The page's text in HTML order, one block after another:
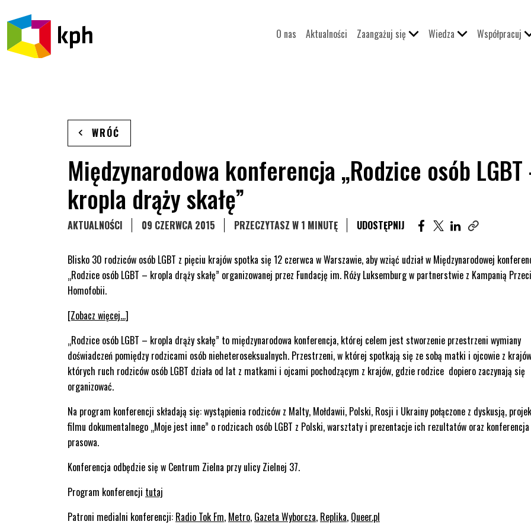
PRZEJDŹ DO TREŚCI
O nas Aktualności Zaangażuj się Wiedza Współpracuj
WRÓĆ
Międzynarodowa konferencja „Rodzice osób LGBT
kropla drąży skałę”
STRONA KATEGORII WPISÓW
AKTUALNOŚCI 09 CZERWCA 2015 PRZECZYTASZ W 1 MINUTĘ UDOSTĘPNIJ UDOSTĘPNIJ ARTYKUŁ
UDOSTĘPNIJ
UDOSTĘPNIJ
Blisko 30 rodziców osób LGBT z pięciu krajów spotka się 12 czerwca w Warszawie, aby wziąć udział w Międzynarodowej
„Rodzice osób LGBT – kropla drąży skałę” organizowanej przez Fundację im. Róży Luksemburg w partnerstwie z Kampanią
Homofobii.
[Zobacz więcej…]
„Rodzice osób LGBT – kropla drąży skałę” to międzynarodowa konferencja, której celem jest stworzenie przestrzeni wymiany
doświadczeń pomiędzy rodzicami osób nieheteroseksualnych. Przestrzeni, w której spotkają się ze sobą matki i ojcowie z
których ruch rodziców osób LGBT działa od lat z matkami i ojcami pochodzącym z krajów, gdzie rodzice dopiero zaczynają się
organizować.
Na program konferencji składają się: wystąpienia rodziców z Malty, Mołdawii, Polski, Rosji i Ukrainy połączone z dyskusją,
filmu dokumentalnego „Moje jest inne” o rodzicach osób LGBT z Polski, warsztaty i prezentacje ich rezultatów oraz konferencja
prasowa.
Konferencja odbędzie się w Centrum Zielna przy ulicy Zielnej 37.
Program konferencji tutaj
Patroni medialni konferencji: Radio Tok Fm, Metro, Gazeta Wyborcza, Replika, Queer.pl